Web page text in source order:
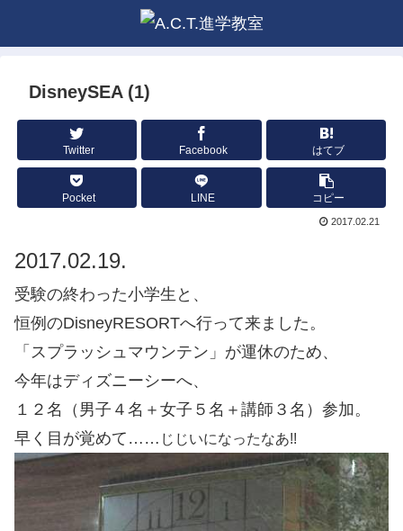
DisneySEA (1)
Twitter Facebook はてブ
Pocket LINE コピー
2017.02.21
2017.02.19.
受験の終わった小学生と、
恒例のDisneyRESORTへ行って来ました。
「スプラッシュマウンテン」が運休のため、
今年はディズニーシーへ、
１２名（男子４名＋女子５名＋講師３名）参加。
早く目が覚めて…… じじいになったなあ!!